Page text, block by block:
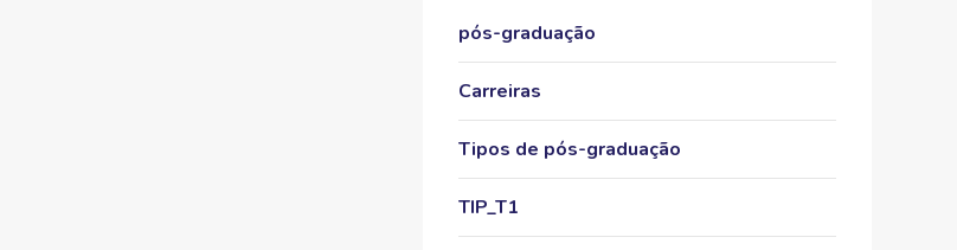
pós-graduação
Carreiras
Tipos de pós-graduação
TIP_T1